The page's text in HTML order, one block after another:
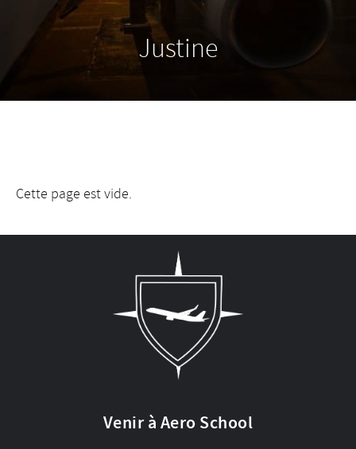
Justine
Cette page est vide.
Venir à Aero School